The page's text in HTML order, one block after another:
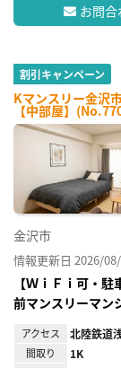
お問合
割引キャンペーン
Kマンスリー金沢
【中部屋】
金沢市
情報更新日 2026/
【ＷｉＦｉ可・
前マンスリーマン
アクセス 北陸鉄道
間取り 1K